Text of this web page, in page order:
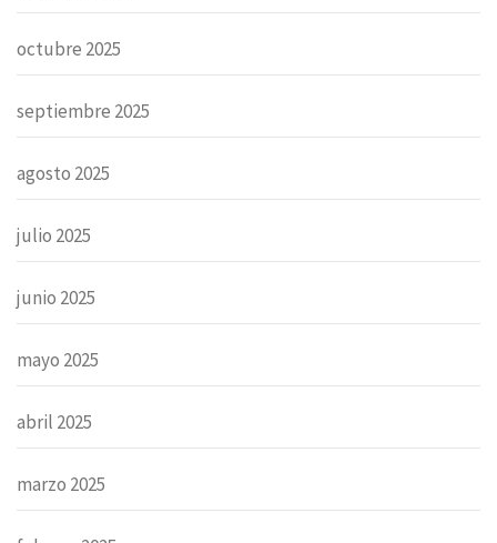
octubre 2025
septiembre 2025
agosto 2025
julio 2025
junio 2025
mayo 2025
abril 2025
marzo 2025